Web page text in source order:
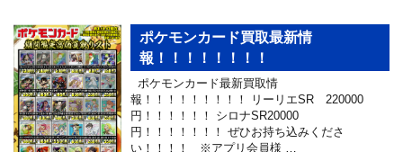
ポケモンカード買取最新情
報！！！！！！！！
ポケモンカード最新買取情
報！！！！！！！！！ リーリエSR 220000
円！！！！！！ シロナSR20000
円！！！！！！！ ぜひお持ち込みくださ
い！！！！ ※アプリ会員様 …